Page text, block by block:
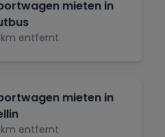
mieten in
entfernt
mieten in
entfernt